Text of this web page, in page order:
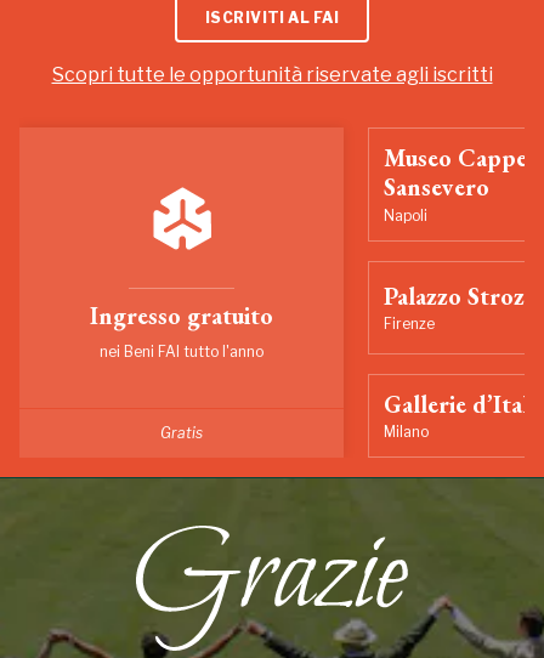
ISCRIVITI AL FAI
Scopri tutte le opportunità riservate agli iscritti
Ingresso gratuito
nei Beni FAI tutto l'anno
Gratis
Museo
Sansevero
Napoli
Palazzo Strozzi
Firenze
Gallerie
Milano